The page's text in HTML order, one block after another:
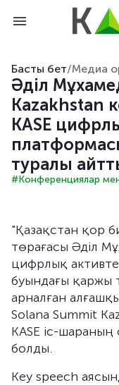
Басты бет/Медиа
Әділ
Kazakhstan
KASE
туралы
#Конференциялар
"Қазақстан қор
төрағасы Әділ
цифрлық
буындағы қаржы
арналған
Solana Summit
KASE іс-шараның
болды.
Key speech